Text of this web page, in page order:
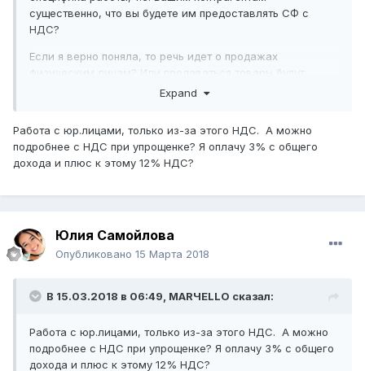
существенно, что вы будете им предоставлять СФ с
НДС?
Если я верно поняла, то речь идет о продажах
физическим лицам? Или продаваться товары будут
Expand
Работа с юр.лицами, только из-за этого НДС. А можно
подробнее с НДС при упрощенке? Я оплачу 3% с общего
дохода и плюс к этому 12% НДС?
Юлия Самойлова
Опубликовано 15 Марта 2018
В 15.03.2018 в 06:49, MARЧELLO сказал:
Работа с юр.лицами, только из-за этого НДС. А можно
подробнее с НДС при упрощенке? Я оплачу 3% с общего
дохода и плюс к этому 12% НДС?